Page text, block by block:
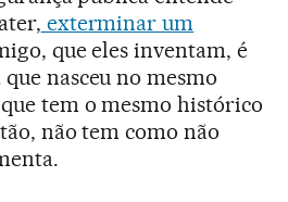
exterminar um
que eles inventam, é
nasceu no mesmo
tem o mesmo histórico
não tem como não